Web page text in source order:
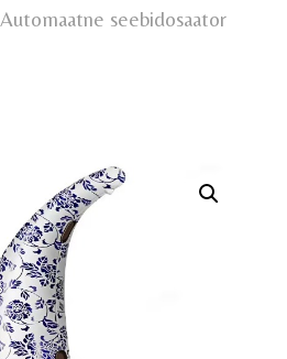
Automaatne seebidosaator